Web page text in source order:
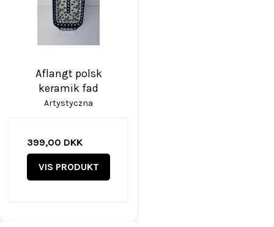
Aflangt polsk
keramik fad
Artystyczna
399,00 DKK
VIS PRODUKT